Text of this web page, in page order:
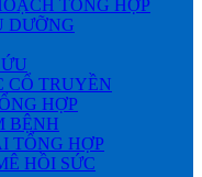
TỔNG HỢP
DƯỠNG
CỔ TRUYỀN
HỢP
BỆNH
TỔNG HỢP
HỒI SỨC